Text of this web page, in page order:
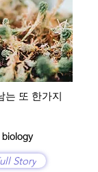
는 또 한가지
Story